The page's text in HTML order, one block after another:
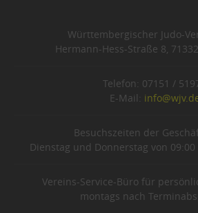
Württembergischer Judo-
Hermann-Hess-Straße 8,
Telefon: 07151 /
E-Mail:
Besuchszeiten der
Dienstag und Donnerstag von
Vereins-Service-Büro für
montags nach